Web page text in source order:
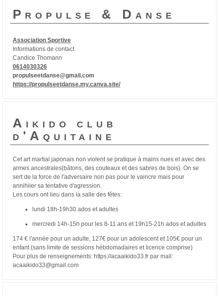
Propulse & Danse
Association Sportive
Informations de contact
Candice Thomann
0614030326
propulseetdanse@gmail.com
https://propulseetdanse.my.canva.site/
Aikido club
d'Aquitaine
Cet art martial japonais non violent se pratique à mains nues et avec des
armes ancestrales(bâtons, des couteaux et des sabres de bois). On se
sert de la force de l'adversaire non pas pour le vaincre mais pour
annihiler sa tentative d'agression.
Les cours ont lieu dans la salle des fêtes:
lundi 18h-19h30 ados et adultes
mercredi 14h-15h pour les 8-11 ans et 19h15-21h ados et adultes
174 € l'année pour un adulte, 127€ pour un adolescent et 105€ pour un
enfant (sans limite de sessions hébdomadaires et licence comprise)
Pour plus de renseignements: https://acaaikido33.fr par mail:
acaaikido33@gmail.com